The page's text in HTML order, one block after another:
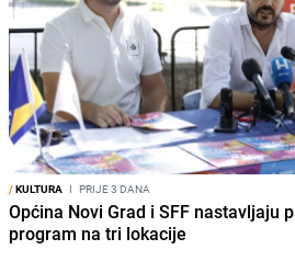
/KULTURA I PRIJE 3 DANA
Općina Novi Grad i SFF nastavljaju
program na tri lokacije